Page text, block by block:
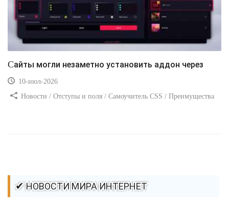
Сайты могли незаметно установить аддон через
10-июл-2026
Новости / Отступы и поля / Самоучитель CSS / Преимущества
✔ НОВОСТИ МИРА ИНТЕРНЕТ